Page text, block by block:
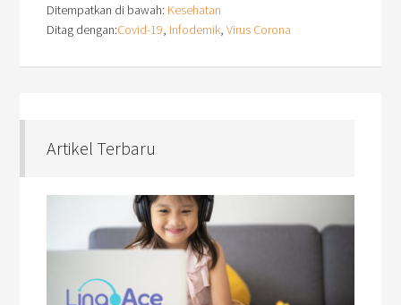
Ditempatkan di bawah: Kesehatan
Ditag dengan:Covid-19, Infodemik,Virus Corona
Artikel Terbaru